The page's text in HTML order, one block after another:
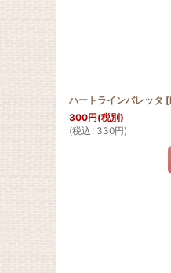
ハートラインバレッタ [
300円(税別)
(税込 : 330円)